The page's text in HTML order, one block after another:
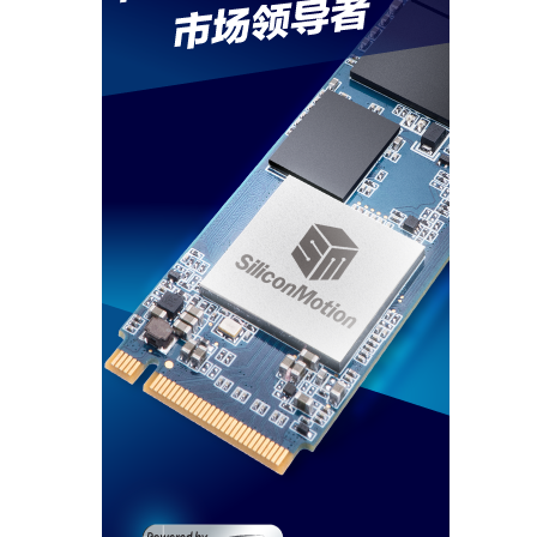
闪德周评【46周】原厂再
次涨价加剧供给紧张，本周
存储市场DRAM和内存再刷
闪德周评【45周】本周存
储市场再现分化态势，内存
小幅松动、SSD缺货
2025-11-07
闪德周评【44周】晶圆合
约价上涨！本周存储市场降
温调整
2025-10-31
闪德周评【43周】本周存
储市场再现分化态势，内存
小幅松动、SSD坚挺
2025-10-24